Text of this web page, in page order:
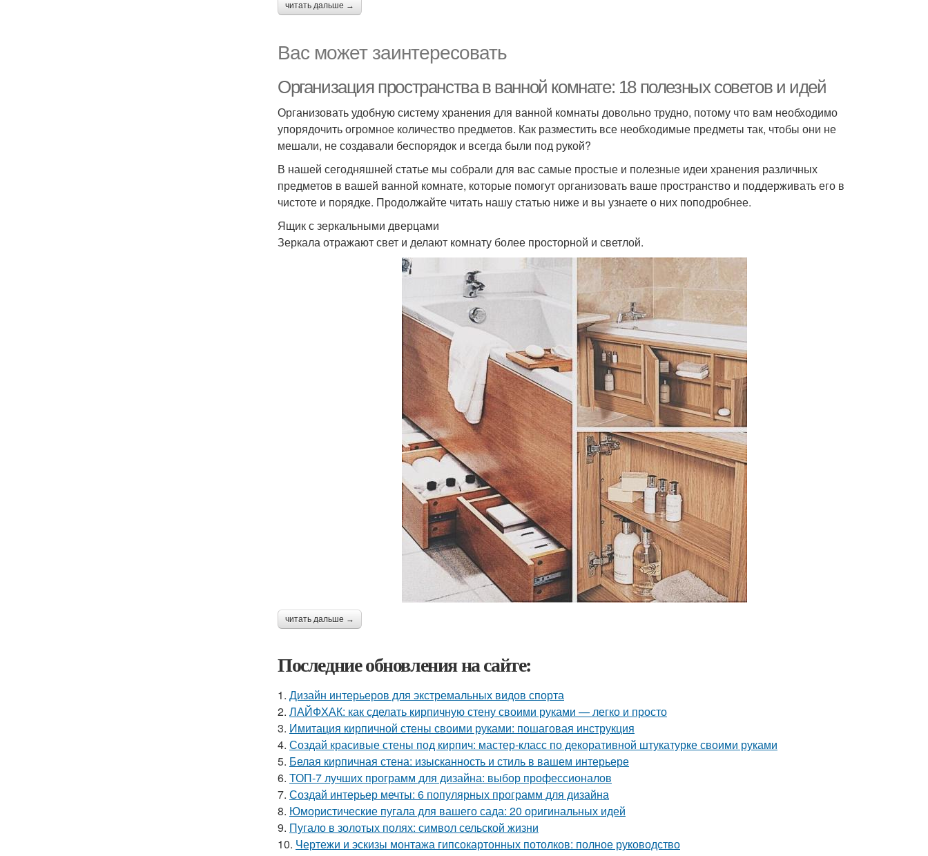
читать дальше →
Вас может заинтересовать
Организация пространства в ванной комнате: 18 полезных советов и идей
Организовать удобную систему хранения для ванной комнаты довольно трудно, потому что вам необходимо
упорядочить огромное количество предметов. Как разместить все необходимые предметы так, чтобы они не
мешали, не создавали беспорядок и всегда были под рукой?
В нашей сегодняшней статье мы собрали для вас самые простые и полезные идеи хранения различных
предметов в вашей ванной комнате, которые помогут организовать ваше пространство и поддерживать его в
чистоте и порядке. Продолжайте читать нашу статью ниже и вы узнаете о них поподробнее.
Ящик с зеркальными дверцами
Зеркала отражают свет и делают комнату более просторной и светлой.
читать дальше →
Последние обновления на сайте:
1. Дизайн интерьеров для экстремальных видов спорта
2. ЛАЙФХАК: как сделать кирпичную стену своими руками — легко и просто
3. Имитация кирпичной стены своими руками: пошаговая инструкция
4. Создай красивые стены под кирпич: мастер-класс по декоративной штукатурке своими руками
5. Белая кирпичная стена: изысканность и стиль в вашем интерьере
6. ТОП-7 лучших программ для дизайна: выбор профессионалов
7. Создай интерьер мечты: 6 популярных программ для дизайна
8. Юмористические пугала для вашего сада: 20 оригинальных идей
9. Пугало в золотых полях: символ сельской жизни
10. Чертежи и эскизы монтажа гипсокартонных потолков: полное руководство